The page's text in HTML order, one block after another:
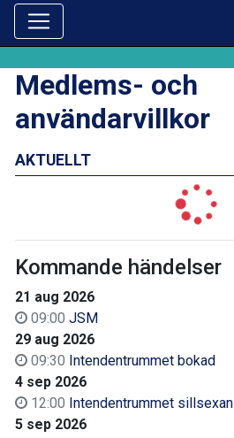
AKTUELLT
Kommande händelser
21 aug 2026
09:00 JSM
29 aug 2026
09:30 Intendentrummet bokad
4 sep 2026
12:00 Intendentrummet sillsexan
5 sep 2026
Medlems- och
användarvillkor